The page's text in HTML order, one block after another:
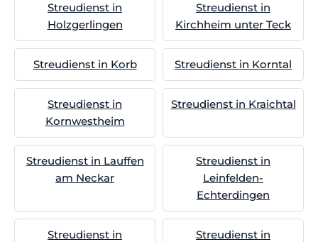
Streudienst in
Holzgerlingen
Streudienst in
Kirchheim unter Teck
Streudienst in Korb Streudienst in Korntal
Streudienst in
Kornwestheim
Streudienst in Kraichtal
Streudienst in Lauffen
am Neckar
Streudienst in
Leinfelden-
Echterdingen
Streudienst in
Streudienst in